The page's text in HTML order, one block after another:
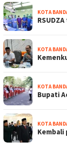
KOTA
KOTA
KOTA
Bupati
KOTA
Kembali